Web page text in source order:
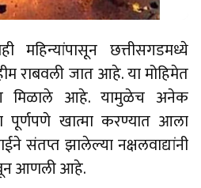
महिन्यांपासून छत्तीसगडमध्ये
राबवली जात आहे. या मोहिमेत
मिळाले आहे. यामुळेच अनेक
पूर्णपणे खात्मा करण्यात आला
संतप्त झालेल्या नक्षलवाद्यांनी
आणली आहे.